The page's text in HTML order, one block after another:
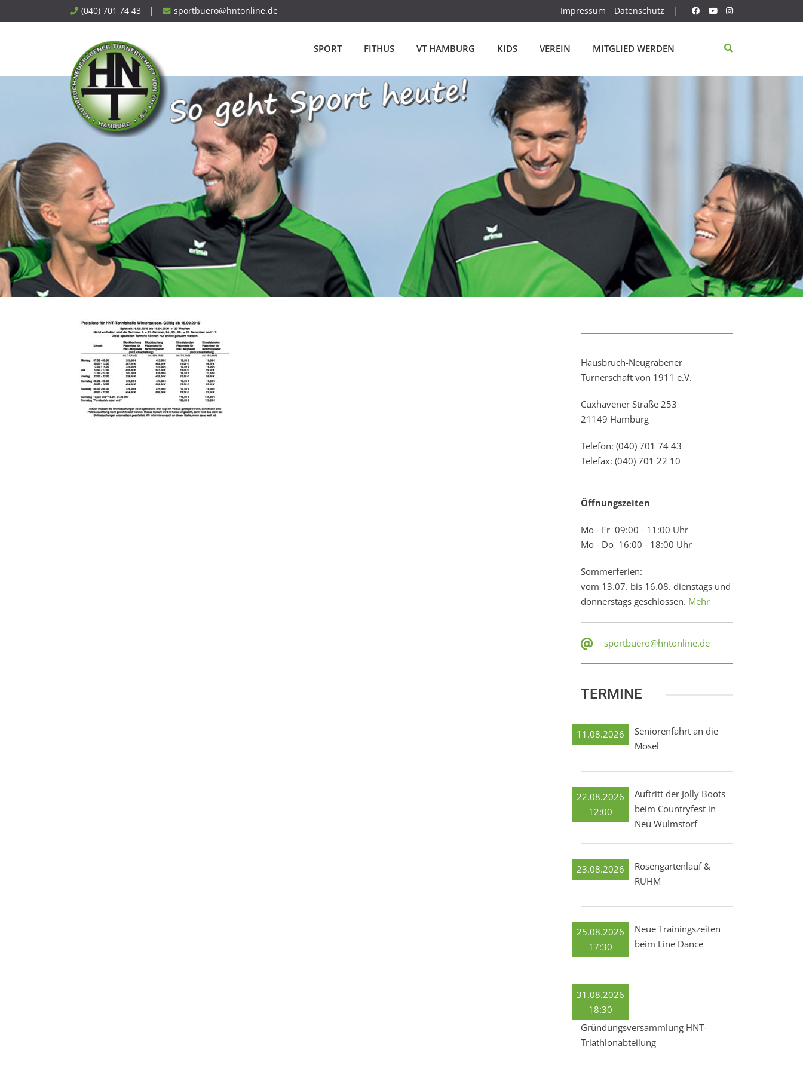
to
(040) 701 74 43 | sportbuero@hntonline.de Impressum Datenschutz |
SPORT FITHUS VT HAMBURG KIDS VEREIN MITGLIED WERDEN
Hausbruch-Neugrabener
Turnerschaft von 1911 e.V.
Cuxhavener Straße 253
21149 Hamburg
Telefon: (040) 701 74 43
Telefax: (040) 701 22 10
Öffnungszeiten
Mo - Fr 09:00 - 11:00 Uhr
Mo - Do 16:00 - 18:00 Uhr
Sommerferien:
vom 13.07. bis 16.08. dienstags und
donnerstags geschlossen. Mehr
sportbuero@hntonline.de
TERMINE
11.08.2026
Seniorenfahrt an die
Mosel
22.08.2026
12:00
Auftritt der Jolly Boots
beim Countryfest in
Neu Wulmstorf
23.08.2026
Rosengartenlauf &
RUHM
25.08.2026
17:30
Neue Trainingszeiten
beim Line Dance
31.08.2026
18:30
Gründungsversammlung HNT-
Triathlonabteilung